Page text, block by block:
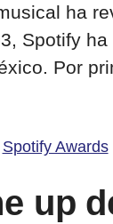
ha
Spotify
Por
Spotify Awards
up